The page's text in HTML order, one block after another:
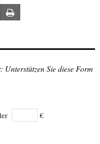
Email
Unterstützen Sie diese Form
€